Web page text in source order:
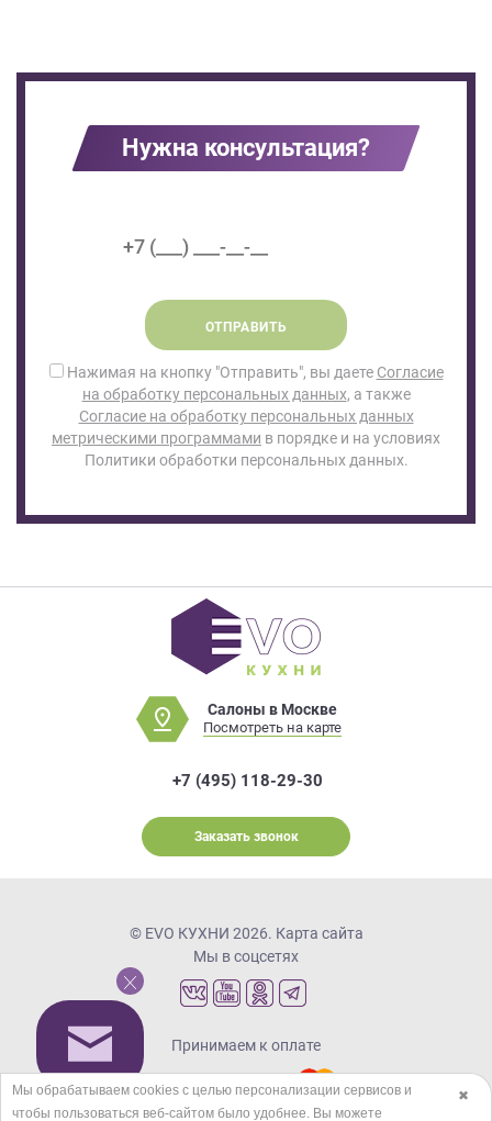
Нужна консультация?
ОТПРАВИТЬ
Нажимая на кнопку "Отправить", вы даете Согласие
на обработку персональных данных, а также
Согласие на обработку персональных данных
метрическими программами в порядке и на условиях
Политики обработки персональных данных.
Салоны в Москве
Посмотреть на карте
+7 (495) 118-29-30
Заказать звонок
© EVO КУХНИ 2026. Карта сайта
Мы в соцсетях
Принимаем к оплате
✖
Мы обрабатываем cookies с целью персонализации сервисов и
чтобы пользоваться веб-сайтом было удобнее. Вы можете